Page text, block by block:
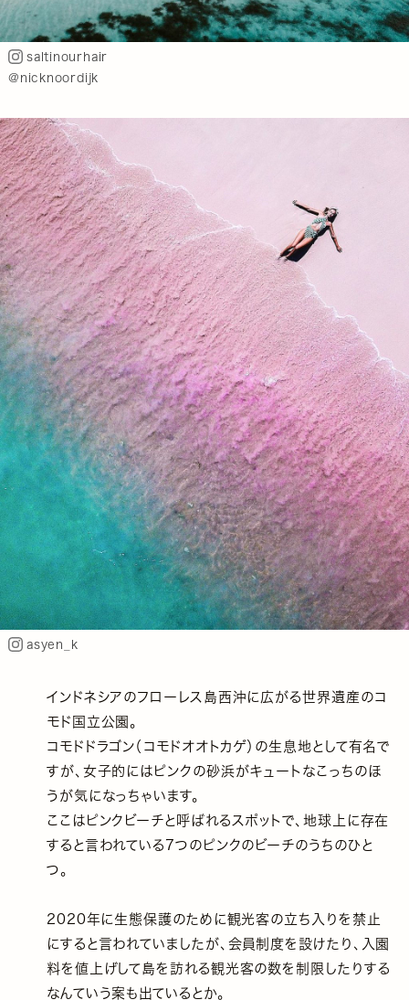
saltinourhair
@nicknoordijk
asyen_k
インドネシアのフローレス島西沖に広がる世界遺産のコ
モド国立公園。
コモドドラゴン（コモドオオトカゲ）の生息地として有名で
すが、女子的にはピンクの砂浜がキュートなこっちのほ
うが気になっちゃいます。
ここはピンクビーチと呼ばれるスポットで、地球上に存在
すると言われている7つのピンクのビーチのうちのひと
つ。
2020年に生態保護のために観光客の立ち入りを禁止
にすると言われていましたが、会員制度を設けたり、入園
料を値上げして島を訪れる観光客の数を制限したりする
なんていう案も出ているとか。